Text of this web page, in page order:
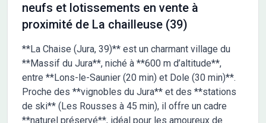
neufs et lotissements en vente à
proximité de La chailleuse (39)
**La Chaise (Jura, 39)** est un charmant village du
**Massif du Jura**, niché à **600 m d’altitude**,
entre **Lons-le-Saunier (20 min) et Dole (30 min)**.
Proche des **vignobles du Jura** et des **stations
de ski** (Les Rousses à 45 min), il offre un cadre
**naturel préservé**, idéal pour les amoureux de